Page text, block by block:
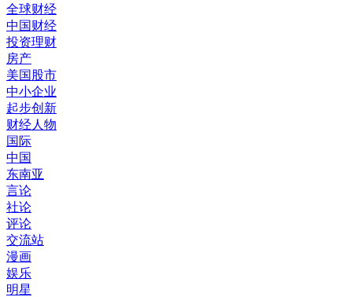
全球财经
中国财经
投资理财
房产
美国股市
中小企业
起步创新
财经人物
国际
中国
东南亚
言论
社论
评论
交流站
漫画
娱乐
明星